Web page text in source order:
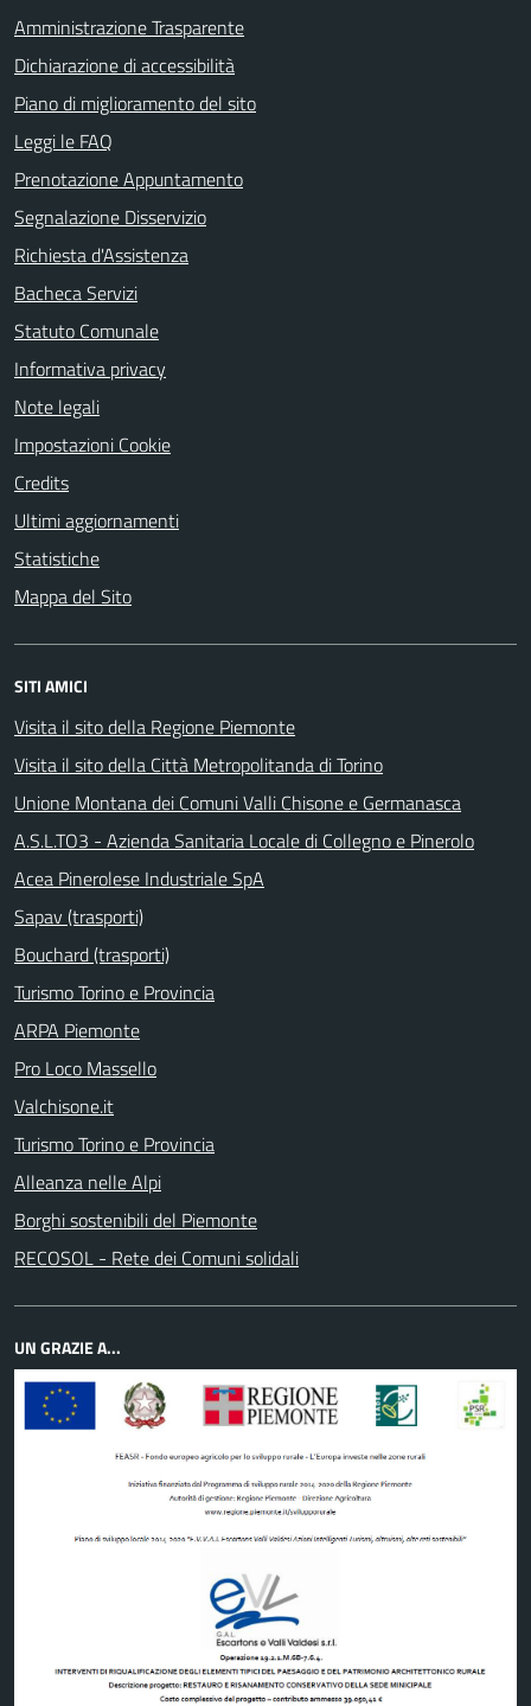
Amministrazione Trasparente
Dichiarazione di accessibilità
Piano di miglioramento del sito
Leggi le FAQ
Prenotazione Appuntamento
Segnalazione Disservizio
Richiesta d'Assistenza
Bacheca Servizi
Statuto Comunale
Informativa privacy
Note legali
Impostazioni Cookie
Credits
Ultimi aggiornamenti
Statistiche
Mappa del Sito
SITI AMICI
Visita il sito della Regione Piemonte
Visita il sito della Città Metropolitanda di Torino
Unione Montana dei Comuni Valli Chisone e Germanasca
A.S.L.TO3 - Azienda Sanitaria Locale di Collegno e Pinerolo
Acea Pinerolese Industriale SpA
Sapav (trasporti)
Bouchard (trasporti)
Turismo Torino e Provincia
ARPA Piemonte
Pro Loco Massello
Valchisone.it
Turismo Torino e Provincia
Alleanza nelle Alpi
Borghi sostenibili del Piemonte
RECOSOL - Rete dei Comuni solidali
UN GRAZIE A...